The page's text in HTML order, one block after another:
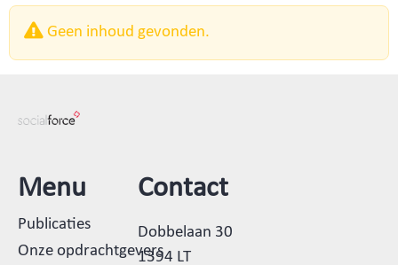
Geen inhoud gevonden.
Menu
Publicaties
Onze opdrachtgevers
Contact
Dobbelaan 30
1394 LT